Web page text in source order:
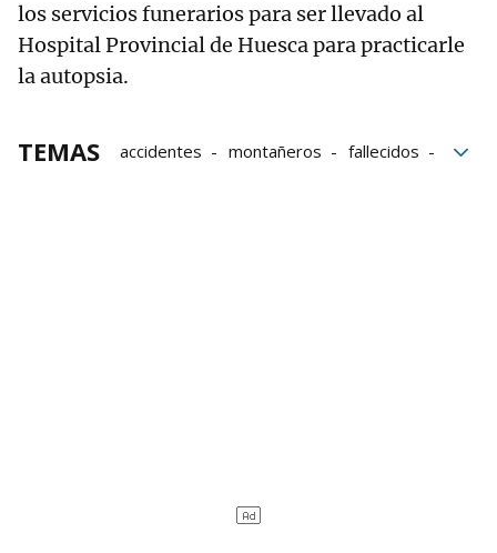
los servicios funerarios para ser llevado al
Hospital Provincial de Huesca para practicarle
la autopsia.
TEMAS accidentes montañeros
fallecidos